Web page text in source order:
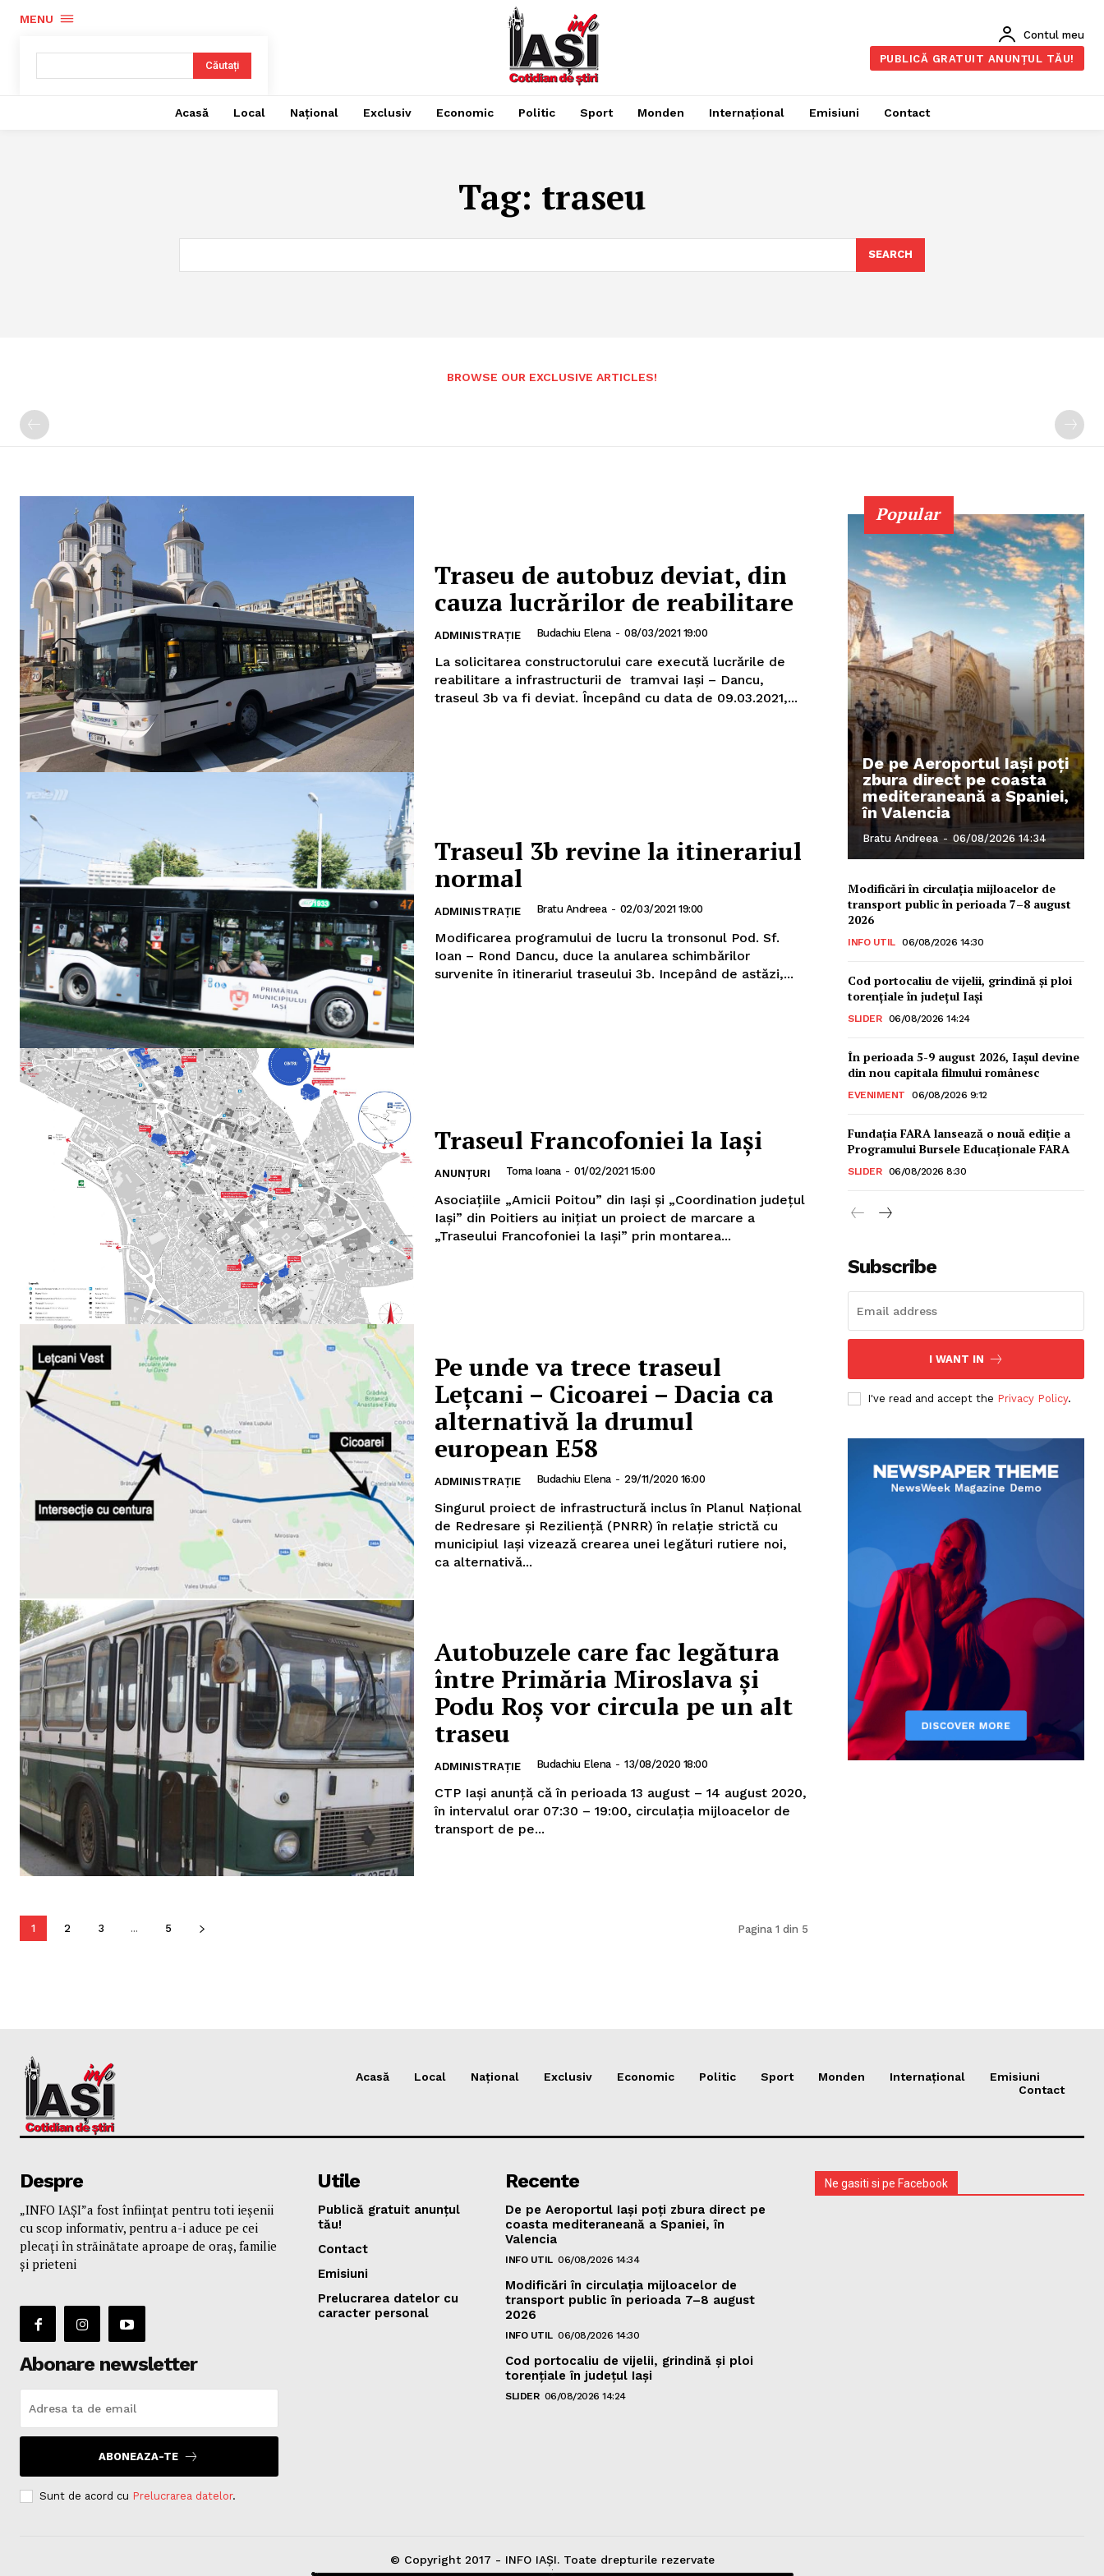
INFO IAȘI
PUBLICĂ GRATUIT ANUNȚUL
Utile
Prelucrarea datelor cu caracter personal
MENU
Căutați
Contul meu
PUBLICĂ GRATUIT ANUNȚUL TĂU!
Acasă Local Național Exclusiv Economic Politic Sport Monden Internațional Emisiuni Contact
Tag: traseu
SEARCH
BROWSE OUR EXCLUSIVE ARTICLES!
Traseu de autobuz deviat, din
cauza lucrărilor de reabilitare
ADMINISTRAȚIE Budachiu Elena - 08/03/2021 19:00
La solicitarea constructorului care execută lucrările de
reabilitare a infrastructurii de tramvai Iași – Dancu,
traseul 3b va fi deviat. Începând cu data de 09.03.2021,...
Traseul 3b revine la itinerariul
normal
ADMINISTRAȚIE Bratu Andreea - 02/03/2021 19:00
Modificarea programului de lucru la tronsonul Pod. Sf.
Ioan – Rond Dancu, duce la anularea schimbărilor
survenite în itinerariul traseului 3b. Incepând de astăzi,...
Traseul Francofoniei la Iași
ANUNȚURI Toma Ioana - 01/02/2021 15:00
Asociațiile „Amicii Poitou” din Iași și „Coordination judeţul
Iași” din Poitiers au inițiat un proiect de marcare a
„Traseului Francofoniei la Iași” prin montarea...
Pe unde va trece traseul
Lețcani – Cicoarei – Dacia ca
alternativă la drumul
european E58
ADMINISTRAȚIE Budachiu Elena - 29/11/2020 16:00
Singurul proiect de infrastructură inclus în Planul Național
de Redresare și Reziliență (PNRR) în relație strictă cu
municipiul Iași vizează crearea unei legături rutiere noi,
ca alternativă...
Autobuzele care fac legătura
între Primăria Miroslava și
Podu Roș vor circula pe un alt
traseu
ADMINISTRAȚIE Budachiu Elena - 13/08/2020 18:00
CTP Iași anunță că în perioada 13 august – 14 august 2020,
în intervalul orar 07:30 – 19:00, circulația mijloacelor de
transport de pe...
1 2 3 ... 5 Pagina 1 din 5
Popular
De pe Aeroportul Iași poți
zbura direct pe coasta
mediteraneană a Spaniei,
în Valencia
Bratu Andreea - 06/08/2026 14:34
Modificări în circulația mijloacelor de
transport public în perioada 7–8 august
2026
INFO UTIL 06/08/2026 14:30
Cod portocaliu de vijelii, grindină şi ploi
torenţiale în judeţul Iași
SLIDER 06/08/2026 14:24
În perioada 5-9 august 2026, Iașul devine
din nou capitala filmului românesc
EVENIMENT 06/08/2026 9:12
Fundația FARA lansează o nouă ediție a
Programului Bursele Educaționale FARA
SLIDER 06/08/2026 8:30
Subscribe
I WANT IN
I've read and accept the Privacy Policy.
Acasă Local Național Exclusiv Economic Politic Sport Monden Internațional
Emisiuni
Contact
Despre
„INFO IAȘI”a fost înfiinţat pentru toti ieşenii
cu scop informativ, pentru a-i aduce pe cei
plecaţi în străinătate aproape de oraş, familie
și prieteni
Abonare newsletter
ABONEAZA-TE
Sunt de acord cu Prelucrarea datelor.
Utile
Publică gratuit anunțul
tău!
Contact
Emisiuni
Prelucrarea datelor cu
caracter personal
Recente
De pe Aeroportul Iași poți zbura direct pe
coasta mediteraneană a Spaniei, în
Valencia
INFO UTIL 06/08/2026 14:34
Modificări în circulația mijloacelor de
transport public în perioada 7–8 august
2026
INFO UTIL 06/08/2026 14:30
Cod portocaliu de vijelii, grindină şi ploi
torenţiale în judeţul Iași
SLIDER 06/08/2026 14:24
Ne gasiti si pe Facebook
© Copyright 2017 - INFO IAȘI. Toate drepturile rezervate